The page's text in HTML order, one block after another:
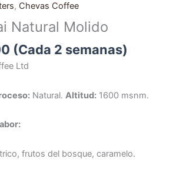
, Chevas Coffee
Natural Molido
(Cada 2 semanas)
Ltd
Natural. Altitud: 1600 msnm.
frutos del bosque, caramelo.